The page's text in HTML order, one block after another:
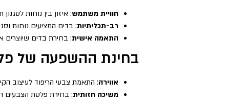
חוויית משתמש: איזון בין נוחות
רב-תכליתיות: בדים המציעים נוחות
התאמה אישית: בחירת בדים
בחינת ההשפעה של
אווירה: התאמת צבעי הריפוד לעיצוב
משיכה חזותית: בחירת פלטת הצבעים